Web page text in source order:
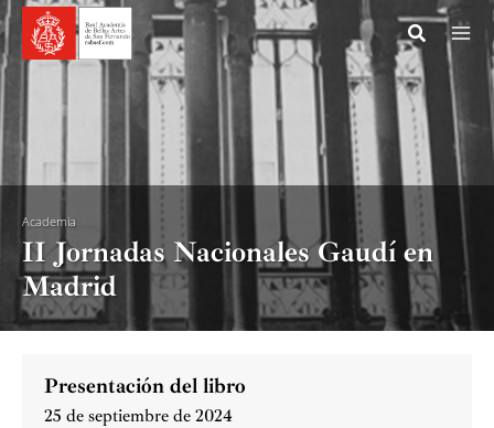
Ir
al
contenido
Academia
II Jornadas Nacionales Gaudí en
Madrid
Presentación del libro
25 de septiembre de 2024